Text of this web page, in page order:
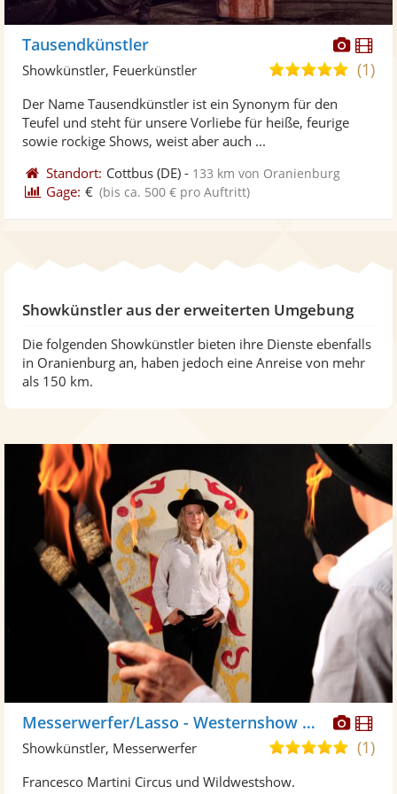
Tausendkünstler
5,0(1)
Showkünstler, Feuerkünstler
Der Name Tausendkünstler ist ein Synonym für den
Teufel und steht für unsere Vorliebe für heiße, feurige
sowie rockige Shows, weist aber auch ...
Standort: Cottbus (DE) - 133 km von Oranienburg
Gage: € (bis ca. 500 € pro Auftritt)
Showkünstler aus der erweiterten Umgebung
Die folgenden Showkünstler bieten ihre Dienste ebenfalls
in Oranienburg an, haben jedoch eine Anreise von mehr
als 150 km.
Messerwerfer/Lasso - Westernshow Martini
5,0(1)
Showkünstler, Messerwerfer
Francesco Martini Circus und Wildwestshow.